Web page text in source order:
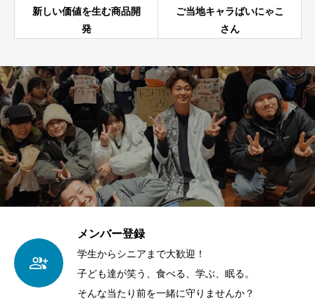
新しい価値を生む商品開
発
ご当地キャラばいにゃこ
さん
メンバー登録
学生からシニアまで大歓迎！
子ども達が笑う、食べる、学ぶ、眠る。
そんな当たり前を一緒に守りませんか？